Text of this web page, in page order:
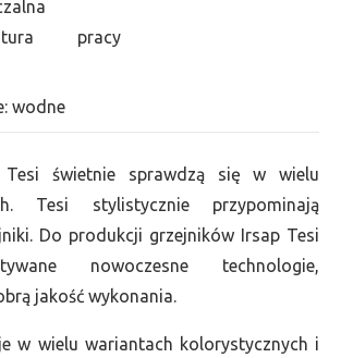
pracy
wodne
Tesi świetnie sprawdzą się w wielu
Tesi stylistycznie przypominają
Do produkcji grzejników Irsap Tesi
nowoczesne technologie,
jakość wykonania.
w wielu wariantach kolorystycznych i